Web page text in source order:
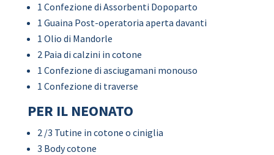
1 Confezione di Assorbenti Dopoparto
1 Guaina Post-operatoria aperta davanti
1 Olio di Mandorle
2 Paia di calzini in cotone
1 Confezione di asciugamani monouso
1 Confezione di traverse
PER IL NEONATO
2 /3 Tutine in cotone o ciniglia
3 Body cotone